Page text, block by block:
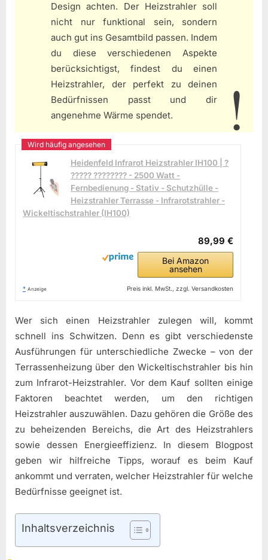
Design achten. Der Heizstrahler soll
nicht nur funktional sein, sondern
auch gut ins Gesamtbild passen. Indem
du diese verschiedenen Aspekte
berücksichtigst, findest du einen
Heizstrahler, der perfekt zu deinen
Bedürfnissen passt und dir
angenehme Wärme spendet.
Heidenfeld Infrarot Heizstrahler IH100 | ?
????? ???????? - 2500 Watt -
Fernbedienung - Stativ - Schutzhülle -
Heizstrahler Terrasse - Infrarotstrahler -
Wickeltischstrahler (IH100)
89,99 €
Bei Amazon
ansehen
* Anzeige Preis inkl. MwSt., zzgl. Versandkosten
Wer sich einen Heizstrahler zulegen will, kommt
schnell ins Schwitzen. Denn es gibt verschiedenste
Ausführungen für unterschiedliche Zwecke – von der
Terrassenheizung über den Wickeltischstrahler bis hin
zum Infrarot-Heizstrahler. Vor dem Kauf sollten einige
Faktoren beachtet werden, um den richtigen
Heizstrahler auszuwählen. Dazu gehören die Größe des
zu beheizenden Bereichs, die Art des Heizstrahlers
sowie dessen Energieeffizienz. In diesem Blogpost
geben wir hilfreiche Tipps, worauf es beim Kauf
ankommt und verraten, welcher Heizstrahler für welche
Bedürfnisse geeignet ist.
Inhaltsverzeichnis